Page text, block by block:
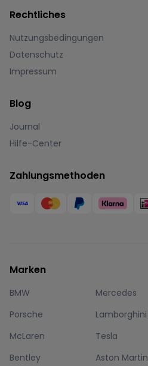
Rechtliches
Nutzungsbedingungen
Datenschutz
Impressum
Blog
Journal
Hilfe-Center
Zahlungsmethoden
Marken
BMW Mercedes
Porsche
Lamborghini
McLaren
Tesla
Bentley
Aston Martin